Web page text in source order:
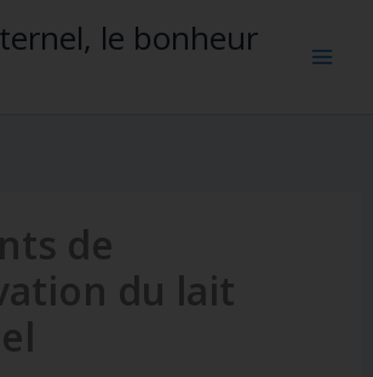
le bonheur
de
du lait